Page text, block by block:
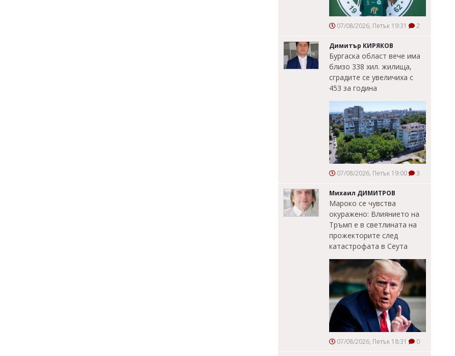
07/08/2026, Петък 19:31 2
Димитър КИРЯКОВ
Бургаска област вече има
близо 338 хил. жилища,
сградите се увеличиха с
453 за година
07/08/2026, Петък 19:00 3
Михаил ДИМИТРОВ
Мароко се чувства
окуражено: Влиянието на
Тръмп е в светлината на
прожекторите след
катастрофата в Сеута
07/08/2026, Петък 18:31 0